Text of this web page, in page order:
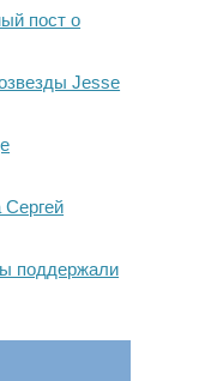
пост о
Jesse
поддержали